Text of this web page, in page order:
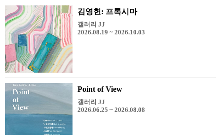
김영헌: 프록시마
갤러리 JJ
2026.08.19 ~ 2026.10.03
Point of View
갤러리 JJ
2026.06.25 ~ 2026.08.08